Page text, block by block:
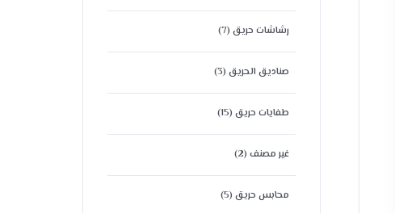
رشاشات حريق (7)
صناديق الحريق (3)
طفايات حريق (15)
غير مصنف (2)
محابس حريق (5)